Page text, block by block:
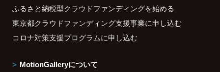
ふるさと納税型クラウドファンディングを始める
東京都クラウドファンディング支援事業に申し込む
コロナ対策支援プログラムに申し込む
MotionGalleryについて